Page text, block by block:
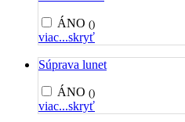
ÁNO ()
viac...skryť
Súprava lunet
ÁNO ()
viac...skryť